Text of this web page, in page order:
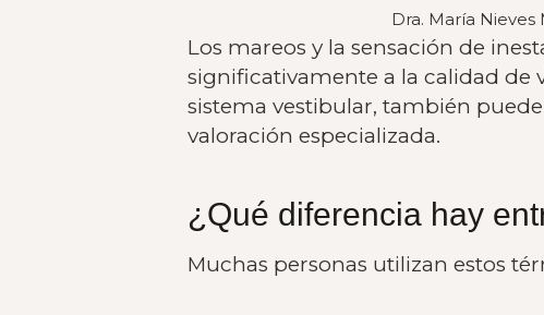
Dra. María
Los mareos y la sensación de
significativamente a la calidad de
sistema vestibular, también
valoración especializada.
¿Qué diferencia hay
Muchas personas utilizan estos